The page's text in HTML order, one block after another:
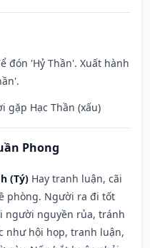
đón 'Hỷ Thần'. Xuất hành
gặp Hạc Thần (xấu)
Phong
(Tý) Hay tranh luận, cãi
phòng. Người ra đi tốt
người nguyền rủa, tránh
như hội họp, tranh luận,